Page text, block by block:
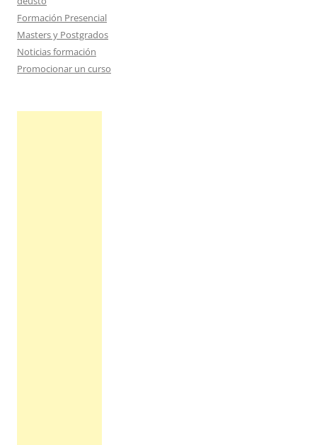
Formación Presencial
Masters y Postgrados
Noticias formación
Promocionar un curso